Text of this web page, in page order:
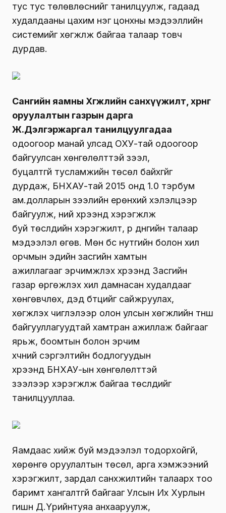
тус тус төлөвлөснийг танилцуулж, гадаад
худалдааны цахим нэг цонхны мэдээллийн
системийг хөгжүүлж байгаа талаар товч
дурдав.
Сангийн яамны Хөгжлийн санхүүжилт, хөрөнгө
оруулалтын газрын дарга
Ж.Дэлгэржаргал танилцуулгадаа
одоогоор манай улсад ОХУ-тай одоогоор
байгуулсан хөнгөлөлттэй зээл,
буцалтгүй тусламжийн төсөл байхгүйг
дурдаж, БНХАУ-тай 2015 онд 1.0 тэрбум
ам.долларын зээлийн ерөнхий хэлэлцээр
байгуулж, үүний хүрээнд хэрэгжүүлж
буй төслүүдийн хэрэгжилт, үр дүнгийн талаар
мэдээлэл өгөв. Мөн бүс нутгийн болон хил
орчмын эдийн засгийн хамтын
ажиллагааг эрчимжүүлэх хүрээнд Засгийн
газар өргөжүүлэх хил дамнасан худалдааг
хөнгөвчлөх, дэд бүтцийг сайжруулах,
хөгжүүлэх чиглэлээр олон улсын хөгжлийн түнш
байгууллагуудтай хамтран ажиллаж байгааг
ярьж, боомтын болон эрчим
хүчний сэргэлтийн бодлогуудын
хүрээнд БНХАУ-ын хөнгөлөлттэй
зээлээр хэрэгжүүлж байгаа төслүүдийг
танилцууллаа.
Яамдаас хийж буй мэдээлэл тодорхойгүй,
хөрөнгө оруулалтын төсөл, арга хэмжээний
хэрэгжилт, зардал санхүүжилтийн талаарх тоо
баримт хангалтгүй байгааг Улсын Их Хурлын
гишүүн Д.Үүрийнтуяа анхааруулж,